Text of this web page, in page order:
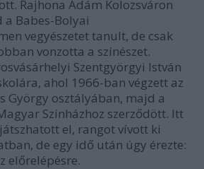
Rajhona Ádám Kolozsváron
Babes-Bolyai
vegyészetet tanult, de csak
vonzotta a színészet.
Szentgyörgyi István
ahol 1966-ban végzett az
György osztályában, majd a
Színházhoz szerződött. Itt
el, rangot vívott ki
de egy idő után úgy érezte:
előrelépésre.